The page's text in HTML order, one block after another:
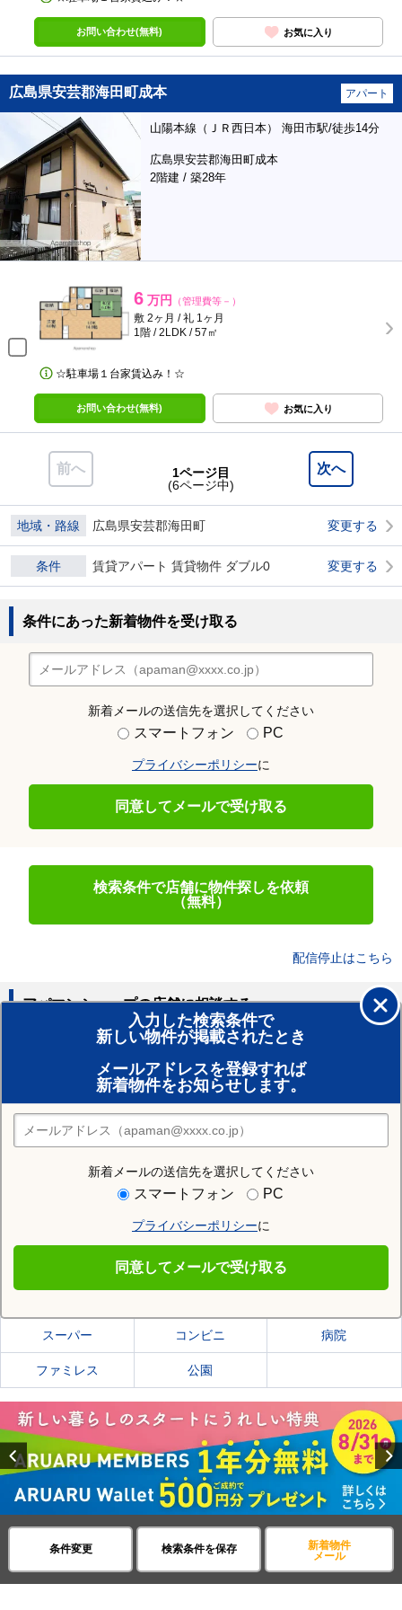
お問い合わせ(無料) お気に入り
広島県安芸郡海田町成本 アパート
山陽本線（ＪＲ西日本） 海田市駅/徒歩14分
広島県安芸郡海田町成本
2階建 / 築28年
6 万円 （管理費等－）
敷 2ヶ月 / 礼 1ヶ月
1階 / 2LDK / 57㎡
☆駐車場１台家賃込み！☆
お問い合わせ(無料) お気に入り
条件変更 検索条件を保存
新着物件
メール
前へ 次へ
1ページ目
(6ページ中)
地域・路線 広島県安芸郡海田町 変更する
条件 賃貸アパート 賃貸物件 ダブル0 変更する
条件にあった新着物件を受け取る
新着メールの送信先を選択してください
スマートフォン PC
プライバシーポリシーに
同意してメールで受け取る
検索条件で店舗に物件探しを依頼
（無料）
配信停止はこちら
入力した検索条件で
新しい物件が掲載されたとき
メールアドレスを登録すれば
新着物件をお知らせします。
新着メールの送信先を選択してください
スマートフォン PC
プライバシーポリシーに
同意してメールで受け取る
アパマンショップの店舗に相談する
賃貸のプロがお部屋探し！
おまかせ物件リクエスト
住みたい街の店舗を探す
店舗検索
住む街研究所で安芸郡海田町の情報を見る
安芸郡海田町の施設一覧
スーパー コンビニ 病院
ファミレス 公園
Previous
賃貸・不動産アパマンショップ 広島県 市部 アパート